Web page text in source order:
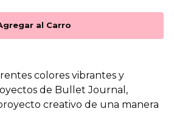
colores vibrantes y
de Bullet Journal,
creativo de una manera